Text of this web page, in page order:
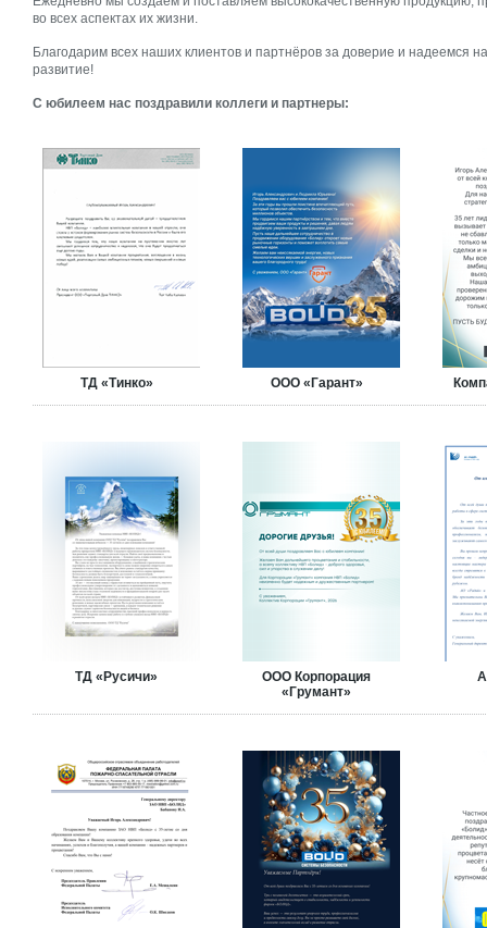
во всех аспектах их жизни.
Благодарим всех наших клиентов и партнёров за доверие и надеемся
развитие!
С юбилеем нас поздравили коллеги и партнеры:
ТД «Тинко» ООО «Гарант»
ТД «Русичи»
ООО Корпорация
«Грумант»